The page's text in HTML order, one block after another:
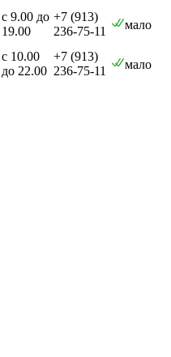
с 9.00 до
19.00
+7 (913)
236-75-11
мало
с 10.00
до 22.00
+7 (913)
236-75-11
мало